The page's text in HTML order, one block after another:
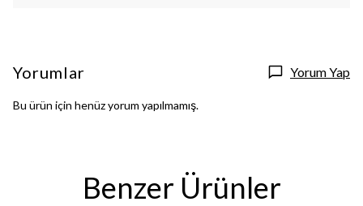
Yorumlar Yorum Yap
Bu ürün için henüz yorum yapılmamış.
Benzer Ürünler